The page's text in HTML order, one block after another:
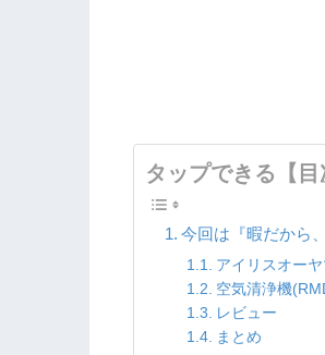
タップできる【目
今回は『暇だから
アイリスオー
空気清浄機
レビュー
まとめ